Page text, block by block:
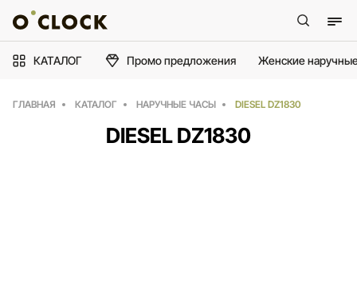
КАТАЛОГ Промо предложения Женские
ГЛАВНАЯ КАТАЛОГ НАРУЧНЫЕ ЧАСЫ DIESEL DZ1830
DIESEL DZ1830